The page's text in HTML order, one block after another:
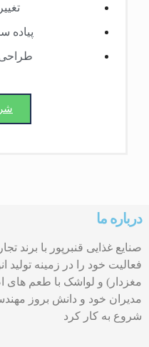
پیاده
طراحی
درباره ما
صنایع غذایی قنبرپور با برند
فعالیت خود را در زمینه تولید
مغزدار) و لواشک با طعم های
شروع به کار کرد